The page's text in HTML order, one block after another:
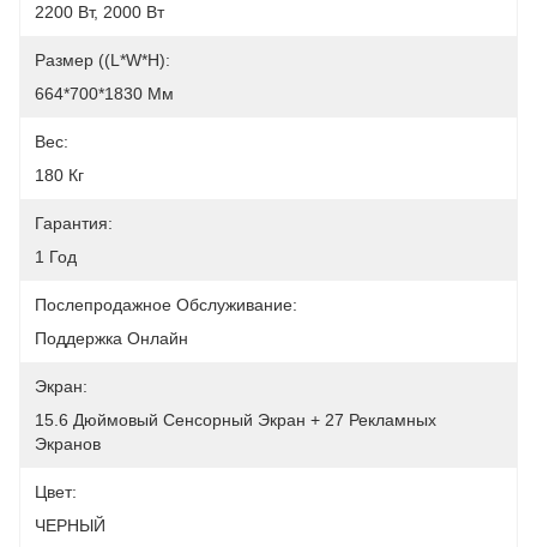
2200 Вт, 2000 Вт
Размер ((L*W*H):
664*700*1830 Мм
Вес:
180 Кг
Гарантия:
1 Год
Послепродажное Обслуживание:
Поддержка Онлайн
Экран:
15.6 Дюймовый Сенсорный Экран + 27 Рекламных
Экранов
Цвет:
ЧЕРНЫЙ